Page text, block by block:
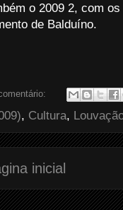
o 2009 2, com
de Balduíno.
, Cultura,
inicial